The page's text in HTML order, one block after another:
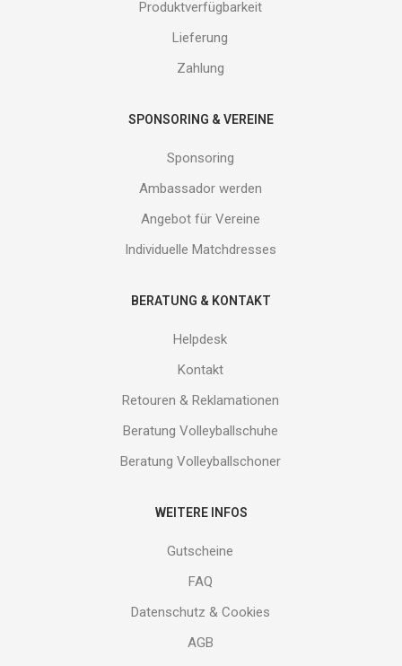
Produktverfügbarkeit
Lieferung
Zahlung
SPONSORING & VEREINE
Sponsoring
Ambassador werden
Angebot für Vereine
Individuelle Matchdresses
BERATUNG & KONTAKT
Helpdesk
Kontakt
Retouren & Reklamationen
Beratung Volleyballschuhe
Beratung Volleyballschoner
WEITERE INFOS
Gutscheine
FAQ
Datenschutz & Cookies
AGB